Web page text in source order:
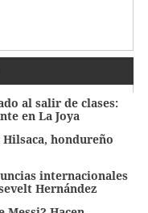
al salir de clases:
en La Joya
Hilsaca, hondureño
internacionales
Hernández